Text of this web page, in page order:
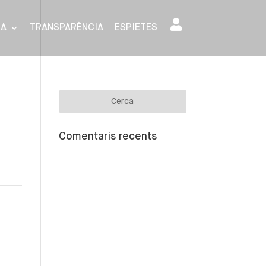
TRANSPARÈNCIA ESPIETES
Comentaris recents